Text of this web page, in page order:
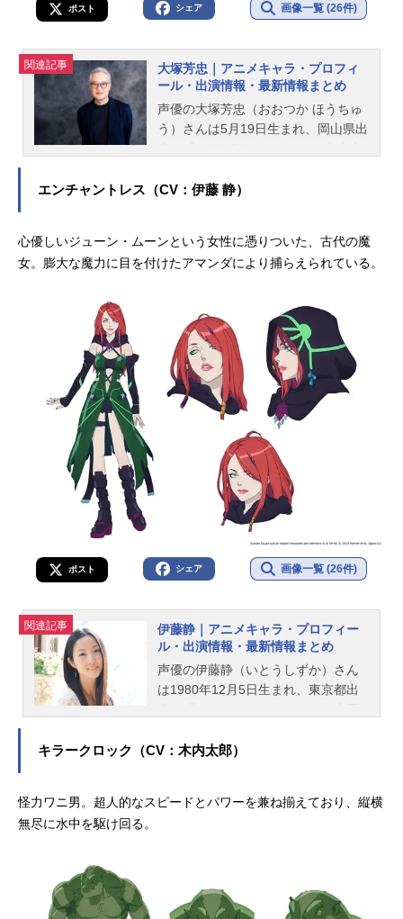
ポスト シェア 画像一覧 (26件)
関連記事
大塚芳忠｜アニメキャラ・プロフィ
ール・出演情報・最新情報まとめ
声優の大塚芳忠（おおつか ほうちゅ
う）さんは5月19日生まれ、岡山県出
近次役など、人気作品のキャラクタ
ご紹介！
エンチャントレス（CV：伊藤 静）
心優しいジューン・ムーンという女性に憑りついた、古代の魔
女。膨大な魔力に目を付けたアマンダにより捕らえられている。
ポスト シェア 画像一覧 (26件)
関連記事
伊藤静｜アニメキャラ・プロフィー
ル・出演情報・最新情報まとめ
声優の伊藤静（いとうしずか）さん
は1980年12月5日生まれ、東京都出
く！』の桂ヒナギク役など、人気作
スメ記事をご紹介！
キラークロック（CV：木内太郎）
怪力ワニ男。超人的なスピードとパワーを兼ね揃えており、縦横
無尽に水中を駆け回る。